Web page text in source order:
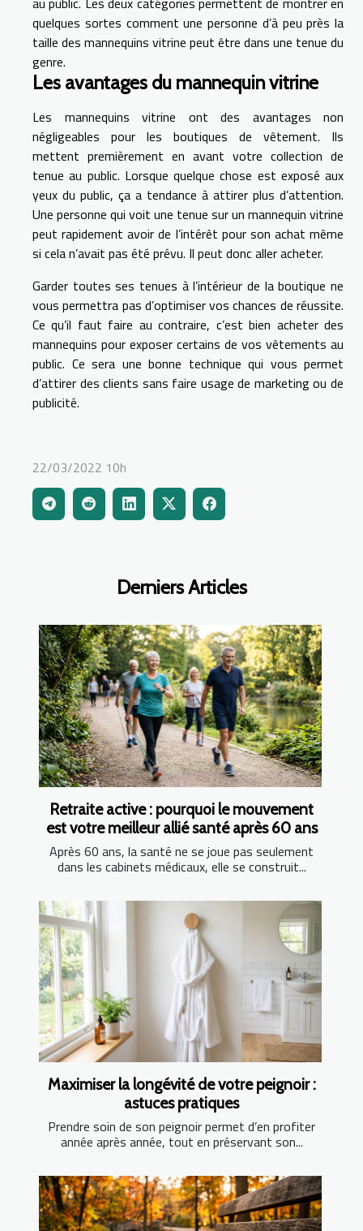
Derniers Articles
Retraite active : pourquoi le mouvement
est votre meilleur allié santé après 60 ans
Après 60 ans, la santé ne se joue pas seulement
dans les cabinets médicaux, elle se construit...
Maximiser la longévité de votre peignoir :
astuces pratiques
Prendre soin de son peignoir permet d’en profiter
année après année, tout en préservant son...
quelques sortes comment une personne d’à peu près la
taille des mannequins vitrine peut être dans une tenue du
genre.
Les avantages du mannequin vitrine
Les mannequins vitrine ont des avantages non
négligeables pour les boutiques de vêtement. Ils
mettent premièrement en avant votre collection de
tenue au public. Lorsque quelque chose est exposé aux
yeux du public, ça a tendance à attirer plus d’attention.
Une personne qui voit une tenue sur un mannequin vitrine
peut rapidement avoir de l’intérêt pour son achat même
si cela n’avait pas été prévu. Il peut donc aller acheter.
Garder toutes ses tenues à l’intérieur de la boutique ne
vous permettra pas d’optimiser vos chances de réussite.
Ce qu’il faut faire au contraire, c’est bien acheter des
mannequins pour exposer certains de vos vêtements au
public. Ce sera une bonne technique qui vous permet
d’attirer des clients sans faire usage de marketing ou de
publicité.
22/03/2022 10h